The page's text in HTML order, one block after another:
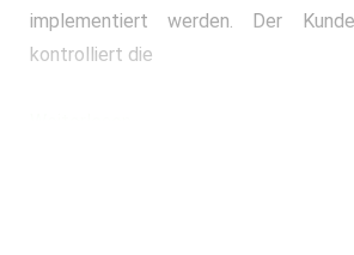
implementiert werden. Der
kontrolliert die